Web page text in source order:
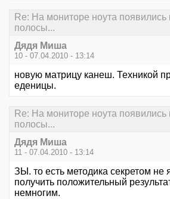
Re: На мониторе ноута появились
полосы...
Дядя Миша
10 - 07.04.2010 - 13:14
новую матрицу канеш. Техникой
еденицы.
Re: На мониторе ноута появились
полосы...
Дядя Миша
11 - 07.04.2010 - 13:14
ЗЫ. то есть методика секретом не
получить положительный
немногим.